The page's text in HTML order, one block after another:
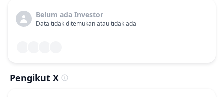
Belum ada Investor
Data tidak ditemukan atau tidak ada
Pengikut X